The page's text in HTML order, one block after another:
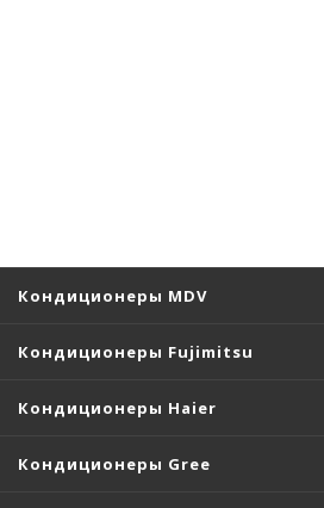
Кондиционеры MDV
Кондиционеры Fujimitsu
Кондиционеры Haier
Кондиционеры Gree